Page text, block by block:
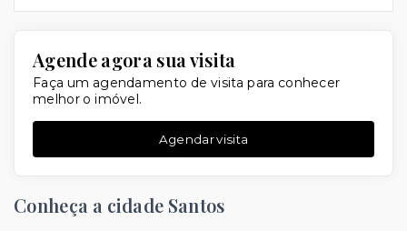
Agende agora sua visita
Faça um agendamento de visita para conhecer
melhor o imóvel.
Agendar visita
Conheça a cidade Santos